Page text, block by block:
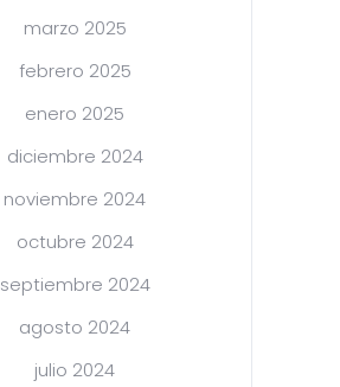
marzo 2025
febrero 2025
enero 2025
diciembre 2024
noviembre 2024
octubre 2024
septiembre 2024
agosto 2024
julio 2024